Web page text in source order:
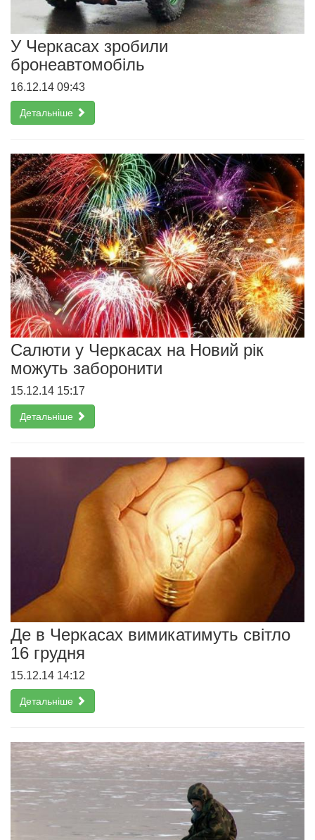
У Черкасах зробили
бронеавтомобіль
16.12.14 09:43
Детальніше
Салюти у Черкасах на Новий рік
можуть заборонити
15.12.14 15:17
Детальніше
Де в Черкасах вимикатимуть світло
16 грудня
15.12.14 14:12
Детальніше